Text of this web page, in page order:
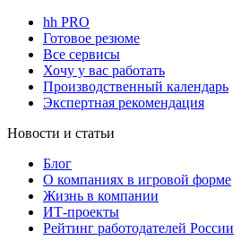
hh PRO
Готовое резюме
Все сервисы
Хочу у вас работать
Производственный календарь
Экспертная рекомендация
Новости и статьи
Блог
О компаниях в игровой форме
Жизнь в компании
ИТ-проекты
Рейтинг работодателей России